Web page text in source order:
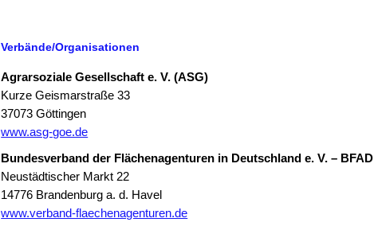
Verbände/Organisationen
Agrarsoziale Gesellschaft e. V. (ASG)
Kurze Geismarstraße 33
37073 Göttingen
www.asg-goe.de
Bundesverband der Flächenagenturen in Deutschland e. V. – BFAD
Neustädtischer Markt 22
14776 Brandenburg a. d. Havel
www.verband-flaechenagenturen.de